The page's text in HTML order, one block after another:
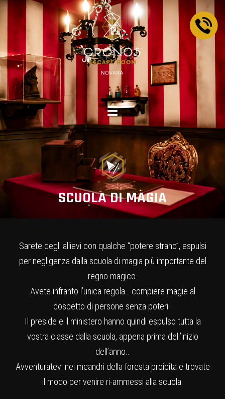
SCUOLA DI MAGIA
Sarete degli allievi con qualche “potere strano”, espulsi
per negligenza dalla scuola di magia più importante del
regno magico.
Avete infranto l’unica regola… compiere magie al
cospetto di persone senza poteri..
Il preside e il ministero hanno quindi espulso tutta la
vostra classe dalla scuola, appena prima dell’inizio
dell’anno..
Avventuratevi nei meandri della foresta proibita e trovate
il modo per venire ri-ammessi alla scuola.